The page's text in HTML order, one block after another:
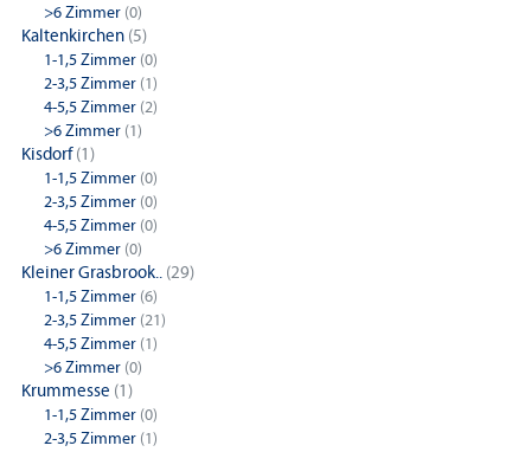
>6 Zimmer (0)
Kaltenkirchen (5)
1-1,5 Zimmer (0)
2-3,5 Zimmer (1)
4-5,5 Zimmer (2)
>6 Zimmer (1)
Kisdorf(1)
1-1,5 Zimmer (0)
2-3,5 Zimmer (0)
4-5,5 Zimmer (0)
>6 Zimmer (0)
Kleiner Grasbrook.. (29)
1-1,5 Zimmer (6)
2-3,5 Zimmer (21)
4-5,5 Zimmer (1)
>6 Zimmer (0)
Krummesse (1)
1-1,5 Zimmer (0)
2-3,5 Zimmer (1)